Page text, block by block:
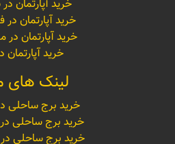
خرید آپارتمان
خرید آپارتمان در
خرید آپارتمان در
خرید آپارتمان
لینک های
خرید برج ساحلی
خرید برج ساحلی در
خرید برج ساحلی